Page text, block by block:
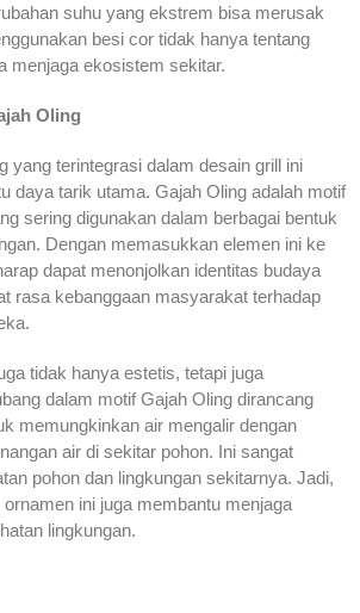
suhu yang ekstrem bisa merusak
besi cor tidak hanya tentang
menjaga ekosistem sekitar.
Oling
yang terintegrasi dalam desain grill ini
daya tarik utama. Gajah Oling adalah motif
sering digunakan dalam berbagai bentuk
Dengan memasukkan elemen ini ke
dapat menonjolkan identitas budaya
rasa kebanggaan masyarakat terhadap
tidak hanya estetis, tetapi juga
dalam motif Gajah Oling dirancang
memungkinkan air mengalir dengan
air di sekitar pohon. Ini sangat
pohon dan lingkungan sekitarnya. Jadi,
ini juga membantu menjaga
lingkungan.